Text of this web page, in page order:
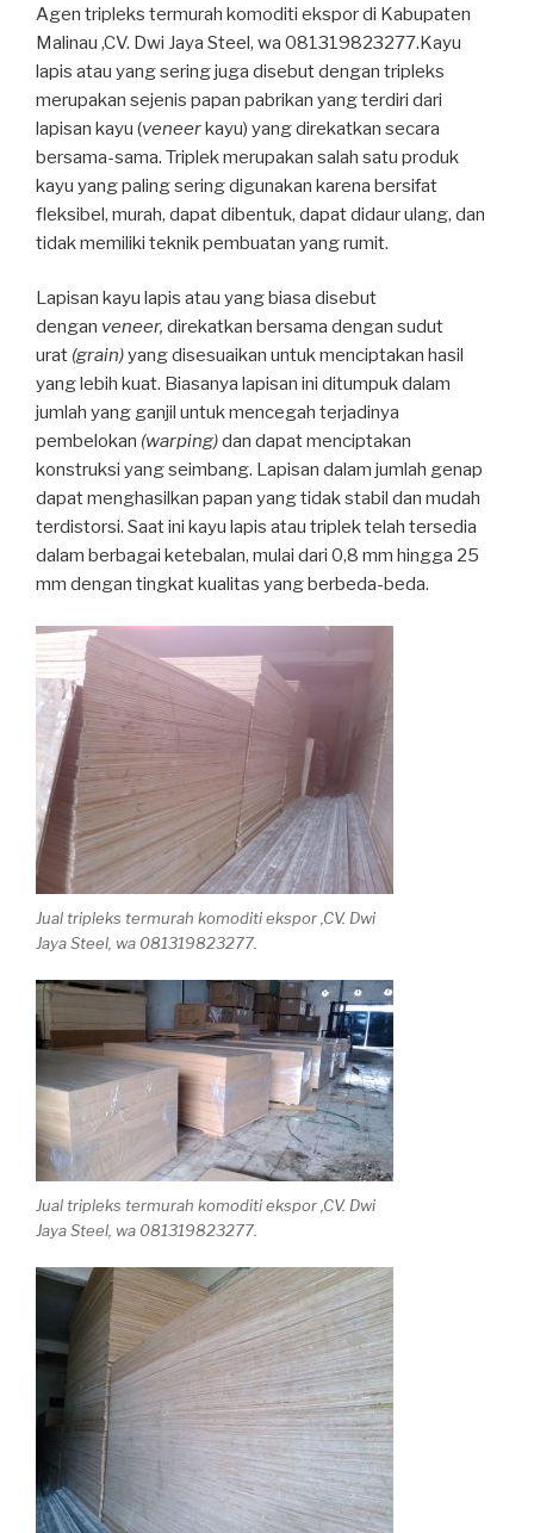
Agen tripleks termurah komoditi ekspor di Kabupaten
Malinau ,CV. Dwi Jaya Steel, wa 081319823277.Kayu
lapis atau yang sering juga disebut dengan tripleks
merupakan sejenis papan pabrikan yang terdiri dari
lapisan kayu (veneerkayu) yang direkatkan secara
bersama-sama. Triplek merupakan salah satu produk
kayu yang paling sering digunakan karena bersifat
fleksibel, murah, dapat dibentuk, dapat didaur ulang, dan
tidak memiliki teknik pembuatan yang rumit.
Lapisan kayu lapis atau yang biasa disebut
dengan veneer, direkatkan bersama dengan sudut
urat (grain)yang disesuaikan untuk menciptakan hasil
yang lebih kuat. Biasanya lapisan ini ditumpuk dalam
jumlah yang ganjil untuk mencegah terjadinya
pembelokan (warping)dan dapat menciptakan
konstruksi yang seimbang. Lapisan dalam jumlah genap
dapat menghasilkan papan yang tidak stabil dan mudah
terdistorsi. Saat ini kayu lapis atau triplek telah tersedia
dalam berbagai ketebalan, mulai dari 0,8 mm hingga 25
mm dengan tingkat kualitas yang berbeda-beda.
Jual tripleks termurah komoditi ekspor ,CV. Dwi
Jaya Steel, wa 081319823277.
Jual tripleks termurah komoditi ekspor ,CV. Dwi
Jaya Steel, wa 081319823277.